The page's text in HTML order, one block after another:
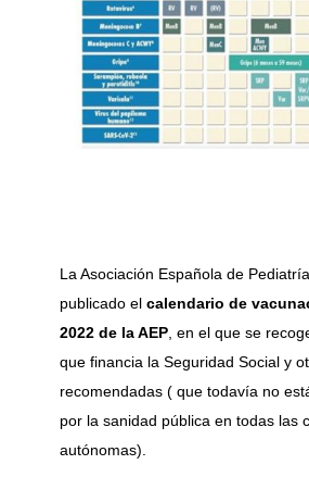
La Asociación Española de
publicado el calendario de
2022 de la AEP, en el que se
que financia la Seguridad Social y
recomendadas ( que todavía no
por la sanidad pública en todas las
autónomas).